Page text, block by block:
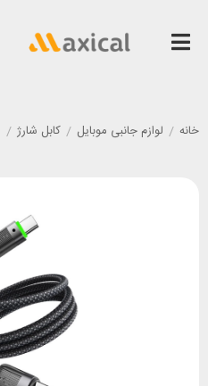
خانه / لوازم جانبی موبایل / کابل شارژ /